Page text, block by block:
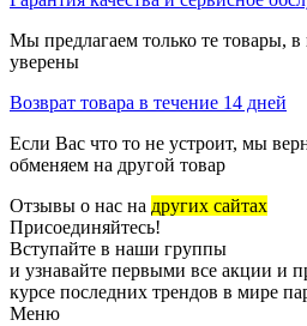
Мы предлагаем только те товары, в
уверены
Возврат товара в течение 14 дней
Если Вас что то не устроит, мы
обменяем на другой товар
Отзывы о нас на других сайтах
Присоединяйтесь!
Вступайте в наши группы
и узнавайте первыми все акции и
курсе последних трендов в мире
Меню